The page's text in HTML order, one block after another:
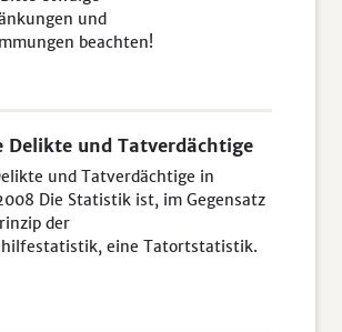
und
beachten!
Delikte und Tatverdächtige
und Tatverdächtige in
Die Statistik ist, im Gegensatz
der
eine Tatortstatistik.